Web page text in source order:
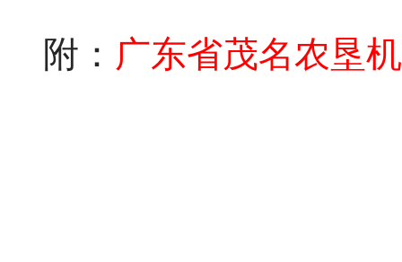
附： 广东省茂名农垦